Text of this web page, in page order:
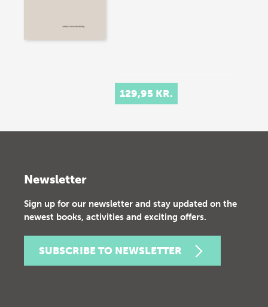
129,95 KR.
Newsletter
Sign up for our newsletter and stay updated on the
newest books, activities and exciting offers.
SUBSCRIBE TO NEWSLETTER